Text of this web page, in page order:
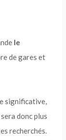
le
de gares et
significative,
donc plus
recherchés.